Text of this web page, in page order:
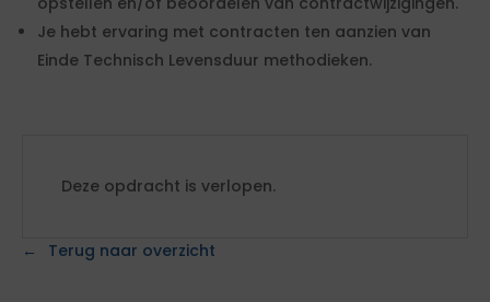
Je hebt ervaring met contracten ten aanzien van
Einde Technisch Levensduur methodieken.
Deze opdracht is verlopen.
Terug naar overzicht